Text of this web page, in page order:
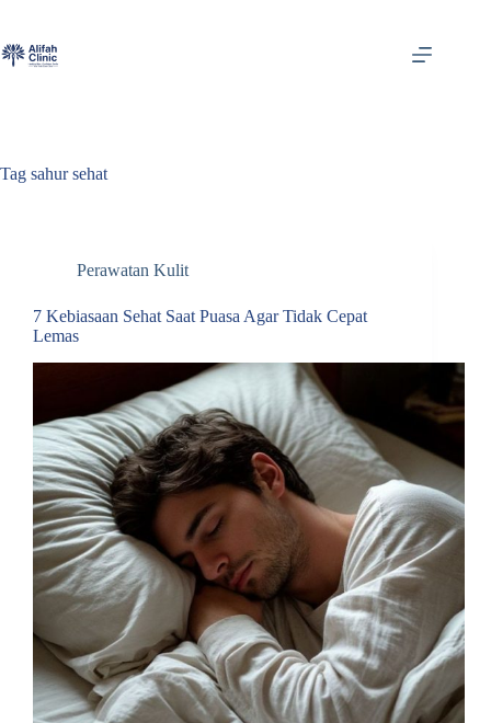
content
Tag sahur sehat
Perawatan Kulit
7 Kebiasaan Sehat Saat Puasa Agar Tidak Cepat
Lemas